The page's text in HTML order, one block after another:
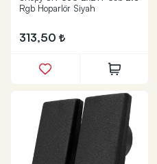
Rgb Hoparlör Siyah
313,50